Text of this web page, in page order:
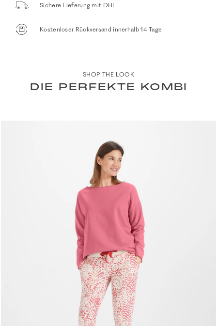
Sichere Lieferung mit DHL
Kostenloser Rückversand innerhalb 14 Tage
SHOP THE LOOK
DIE PERFEKTE KOMBI